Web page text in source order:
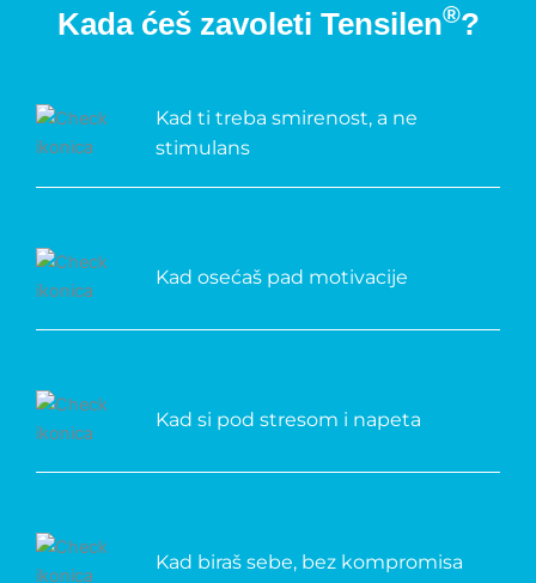
Kada ćeš zavoleti Tensilen®?
Kad ti treba smirenost, a ne
stimulans
Kad osećaš pad motivacije
Kad si pod stresom i napeta
Kad biraš sebe, bez kompromisa